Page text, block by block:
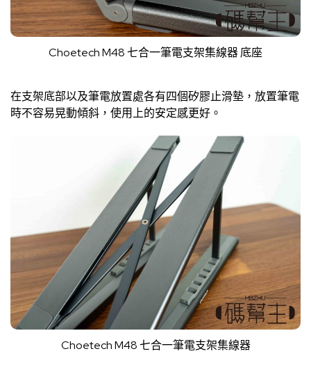
Choetech M48 七合一筆電支架集線器 底座
在支架底部以及筆電放置處各有四個矽膠止滑墊，放置筆電
時不容易晃動傾斜，使用上的安定感更好。
Choetech M48 七合一筆電支架集線器